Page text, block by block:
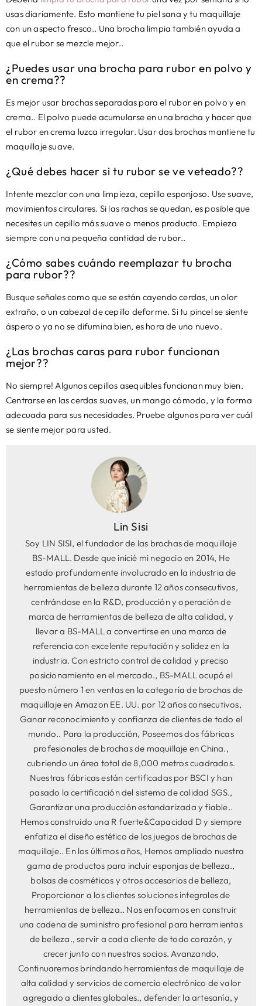
usas diariamente. Esto mantiene tu piel sana y tu maquillaje
con un aspecto fresco.. Una brocha limpia también ayuda a
que el rubor se mezcle mejor..
¿Puedes usar una brocha para rubor en polvo y
en crema??
Es mejor usar brochas separadas para el rubor en polvo y en
crema.. El polvo puede acumularse en una brocha y hacer que
el rubor en crema luzca irregular. Usar dos brochas mantiene tu
maquillaje suave.
¿Qué debes hacer si tu rubor se ve veteado??
Intente mezclar con una limpieza, cepillo esponjoso. Use suave,
movimientos circulares. Si las rachas se quedan, es posible que
necesites un cepillo más suave o menos producto. Empieza
siempre con una pequeña cantidad de rubor..
¿Cómo sabes cuándo reemplazar tu brocha
para rubor??
Busque señales como que se están cayendo cerdas, un olor
extraño, o un cabezal de cepillo deforme. Si tu pincel se siente
áspero o ya no se difumina bien, es hora de uno nuevo.
¿Las brochas caras para rubor funcionan
mejor??
No siempre! Algunos cepillos asequibles funcionan muy bien.
Centrarse en las cerdas suaves, un mango cómodo, y la forma
adecuada para sus necesidades. Pruebe algunos para ver cuál
se siente mejor para usted.
Lin Sisi
Soy LIN SISI, el fundador de las brochas de maquillaje
BS-MALL. Desde que inicié mi negocio en 2014, He
estado profundamente involucrado en la industria de
herramientas de belleza durante 12 años consecutivos,
centrándose en la R&D, producción y operación de
marca de herramientas de belleza de alta calidad, y
llevar a BS-MALL a convertirse en una marca de
referencia con excelente reputación y solidez en la
industria. Con estricto control de calidad y preciso
posicionamiento en el mercado., BS-MALL ocupó el
puesto número 1 en ventas en la categoría de brochas de
maquillaje en Amazon EE. UU. por 12 años consecutivos,
Ganar reconocimiento y confianza de clientes de todo el
mundo.. Para la producción, Poseemos dos fábricas
profesionales de brochas de maquillaje en China.,
cubriendo un área total de 8,000 metros cuadrados.
Nuestras fábricas están certificadas por BSCI y han
pasado la certificación del sistema de calidad SGS.,
Garantizar una producción estandarizada y fiable..
Hemos construido una R fuerte&Capacidad D y siempre
enfatiza el diseño estético de los juegos de brochas de
maquillaje.. En los últimos años, Hemos ampliado nuestra
gama de productos para incluir esponjas de belleza.,
bolsas de cosméticos y otros accesorios de belleza,
Proporcionar a los clientes soluciones integrales de
herramientas de belleza.. Nos enfocamos en construir
una cadena de suministro profesional para herramientas
de belleza., servir a cada cliente de todo corazón, y
crecer junto con nuestros socios. Avanzando,
Continuaremos brindando herramientas de maquillaje de
alta calidad y servicios de comercio electrónico de valor
agregado a clientes globales., defender la artesanía, y